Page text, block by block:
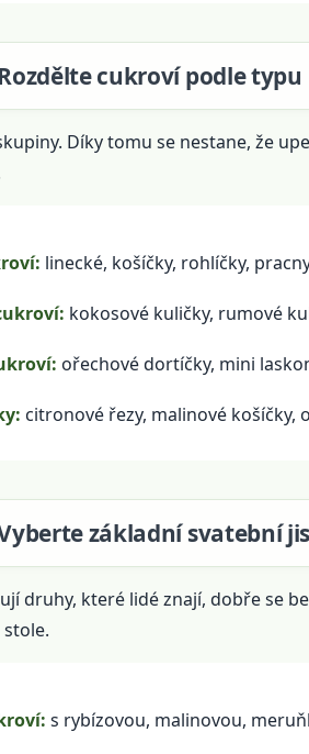
cukroví podle typu
Díky tomu se nestane, že
linecké, košíčky, rohlíčky,
kokosové kuličky, rumové
ořechové dortíčky, mini
citronové řezy, malinové košíčky,
základní svatební
druhy, které lidé znají, dobře se
stole.
s rybízovou, malinovou,